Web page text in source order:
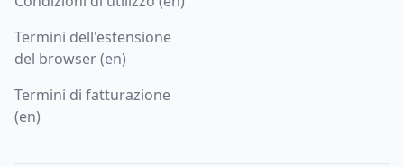
Termini dell'estensione
del browser (en)
Termini di fatturazione
(en)